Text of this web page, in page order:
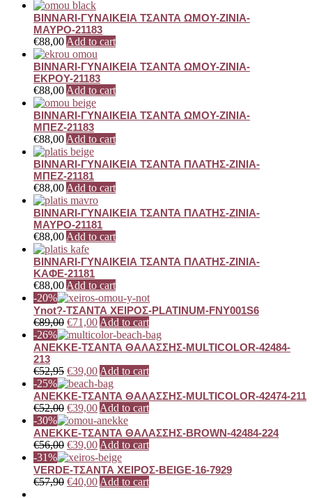
BINNARI-ΓΥΝΑΙΚΕΙΑ ΤΣΑΝΤΑ ΩΜΟΥ-ZINIA-
ΜΑΥΡΟ-21183
€88,00 Add to cart
BINNARI-ΓΥΝΑΙΚΕΙΑ ΤΣΑΝΤΑ ΩΜΟΥ-ZINIA-
ΕΚΡΟΥ-21183
€88,00 Add to cart
BINNARI-ΓΥΝΑΙΚΕΙΑ ΤΣΑΝΤΑ ΩΜΟΥ-ZINIA-
ΜΠΕΖ-21183
€88,00 Add to cart
BINNARI-ΓΥΝΑΙΚΕΙΑ ΤΣΑΝΤΑ ΠΛΑΤΗΣ-ZINIA-
ΜΠΕΖ-21181
€88,00 Add to cart
BINNARI-ΓΥΝΑΙΚΕΙΑ ΤΣΑΝΤΑ ΠΛΑΤΗΣ-ZINIA-
ΜΑΥΡΟ-21181
€88,00 Add to cart
BINNARI-ΓΥΝΑΙΚΕΙΑ ΤΣΑΝΤΑ ΠΛΑΤΗΣ-ZINIA-
ΚΑΦΕ-21181
€88,00 Add to cart
-20%
Ynot?-ΤΣΑΝΤΑ ΧΕΙΡΟΣ-PLATINUM-FNY001S6
€89,00 €71,00 Add to cart
-26%
ANEKKE-ΤΣΑΝΤΑ ΘΑΛΑΣΣΗΣ-MULTICOLOR-42484-
213
€52,95 €39,00 Add to cart
-25%
ANEKKE-ΤΣΑΝΤΑ ΘΑΛΑΣΣΗΣ-MULTICOLOR-42474-211
€52,00 €39,00 Add to cart
-30%
ANEKKE-ΤΣΑΝΤΑ ΘΑΛΑΣΣΗΣ-BROWN-42484-224
€56,00 €39,00 Add to cart
-31%
VERDE-ΤΣΑΝΤΑ ΧΕΙΡΟΣ-BEIGE-16-7929
€57,90 €40,00 Add to cart